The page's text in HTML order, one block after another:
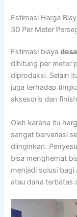
Estimasi Harga
3D Per Meter
Estimasi biaya
dihitung per meter
diproduksi. Selain
juga terhadap
aksesoris dan
Oleh karena itu
sangat bervariasi
diinginkan.
bisa menghemat
menjadi solusi
atau dana terbatas